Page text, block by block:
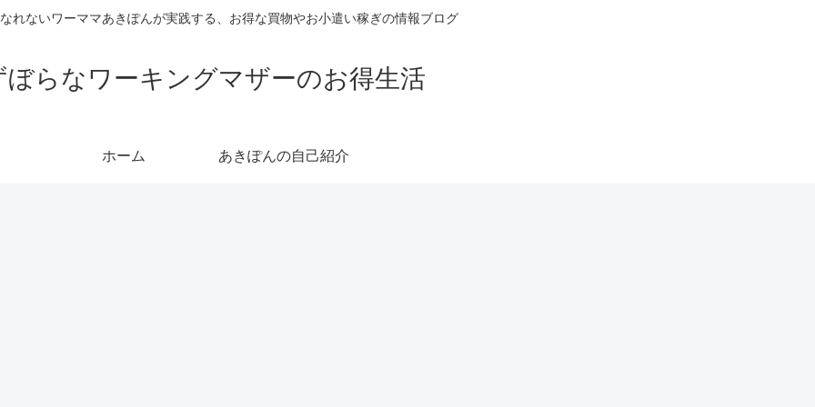
れないワーママあきぽんが実践する、お得な買物やお小遣い稼ぎの情報ブログ
ぼらなワーキングマザーのお得生活
ホーム あきぽんの自己紹介